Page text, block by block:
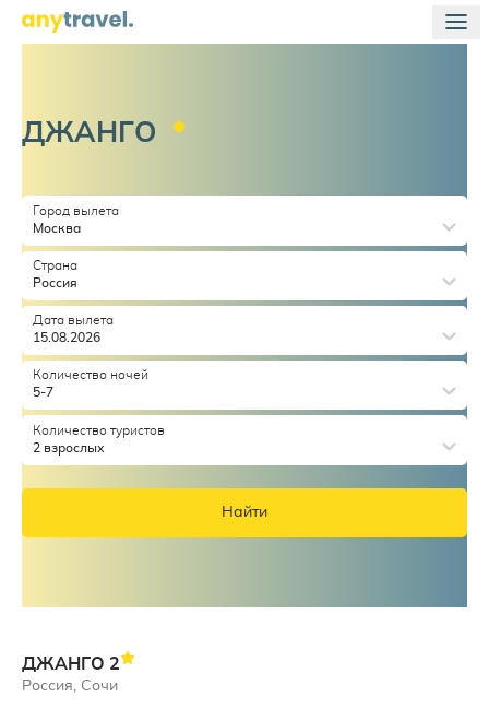
ДЖАНГО
Город вылета
Москва
Страна
Россия
Дата вылета
15.08.2026
Количество ночей
5-7
Количество туристов
2 взрослых
Найти
ДЖАНГО 2
Россия, Сочи